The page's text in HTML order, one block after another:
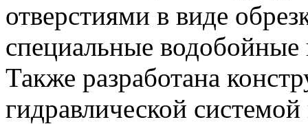
отверстиями в виде
специальные
Также разработана
гидравлической